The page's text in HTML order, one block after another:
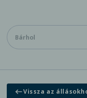
Általános
Vissza az